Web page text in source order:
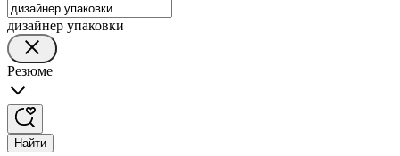
дизайнер упаковки
Резюме
Найти